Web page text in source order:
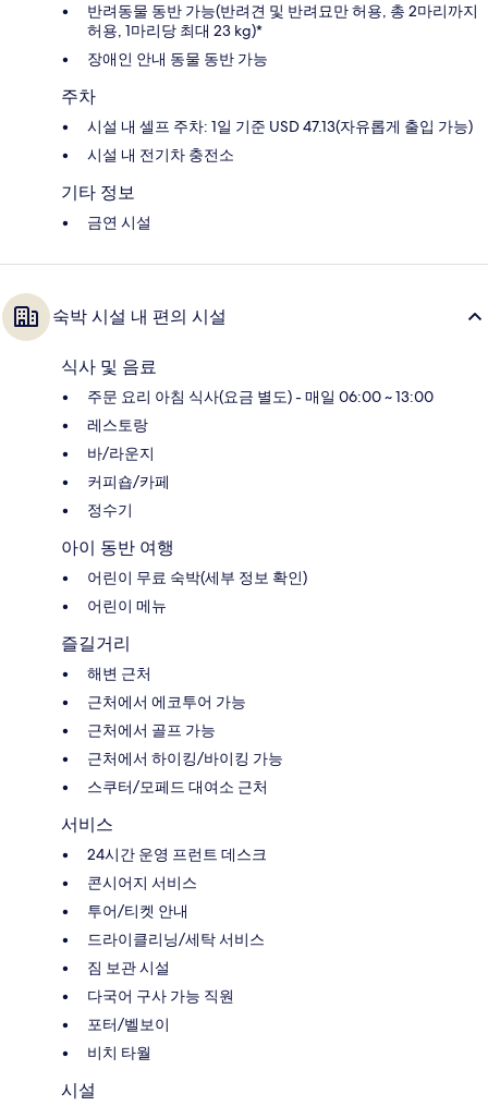
반려동물 동반 가능(반려견 및 반려묘만 허용, 총 2마리까지
허용, 1마리당 최대 23 kg)*
장애인 안내 동물 동반 가능
주차
시설 내 셀프 주차: 1일 기준 USD 47.13(자유롭게 출입 가능)
시설 내 전기차 충전소
기타 정보
금연 시설
숙박 시설 내 편의 시설
식사 및 음료
주문 요리 아침 식사(요금 별도) - 매일 06:00 ~ 13:00
레스토랑
바/라운지
커피숍/카페
정수기
아이 동반 여행
어린이 무료 숙박(세부 정보 확인)
어린이 메뉴
즐길거리
해변 근처
근처에서 에코투어 가능
근처에서 골프 가능
근처에서 하이킹/바이킹 가능
스쿠터/모페드 대여소 근처
서비스
24시간 운영 프런트 데스크
콘시어지 서비스
투어/티켓 안내
드라이클리닝/세탁 서비스
짐 보관 시설
다국어 구사 가능 직원
포터/벨보이
비치 타월
시설